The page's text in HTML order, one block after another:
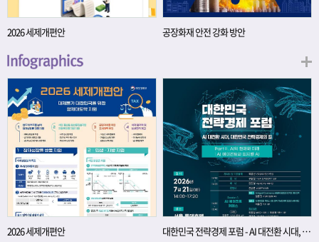
2026 세제개편안 공장화재 안전 강화 방안
2026 세제개편안 대한민국 전략경제 포럼 - AI 대전환 시대, 대한민국 전략경제의 길